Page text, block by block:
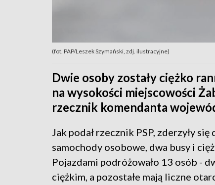
(fot. PAP/Leszek Szymański, zdj. ilustracyjne)
Dwie osoby zostały ciężko
na wysokości miejscowości
rzecznik komendanta
Jak podał rzecznik PSP, zderzyły się
samochody osobowe, dwa busy i
Pojazdami podróżowało 13 osób -
ciężkim, a pozostałe mają liczne